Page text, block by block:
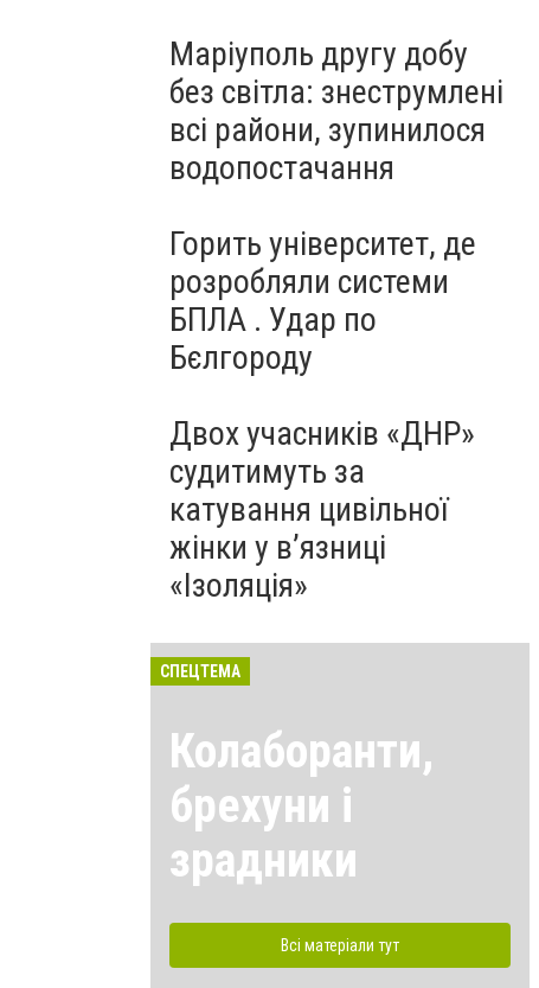
Маріуполь другу добу
без світла: знеструмлені
всі райони, зупинилося
водопостачання
Горить університет, де
розробляли системи
БПЛА . Удар по
Бєлгороду
Двох учасників «ДНР»
судитимуть за
катування цивільної
жінки у в’язниці
«Ізоляція»
СПЕЦТЕМА
Колаборанти,
брехуни і
зрадники
Всі матеріали тут